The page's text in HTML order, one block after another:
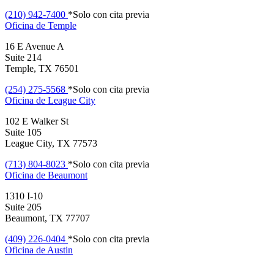
(210) 942-7400 *Solo con cita previa
Oficina de Temple
16 E Avenue A
Suite 214
Temple, TX 76501
(254) 275-5568 *Solo con cita previa
Oficina de League City
102 E Walker St
Suite 105
League City, TX 77573
(713) 804-8023 *Solo con cita previa
Oficina de Beaumont
1310 I-10
Suite 205
Beaumont, TX 77707
(409) 226-0404 *Solo con cita previa
Oficina de Austin